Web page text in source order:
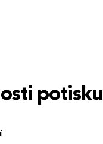
potisku